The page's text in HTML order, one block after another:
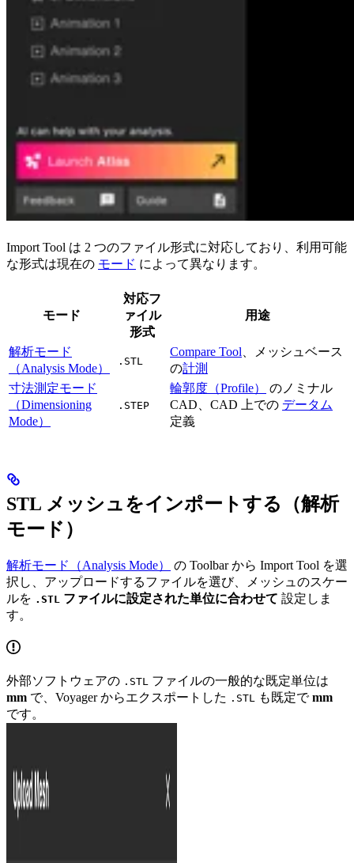
Import Tool は 2 つのファイル形式に対応しており、利用可能
な形式は現在の モード によって異なります。
モード
対応フ
ァイル
形式
用途
解析モード
（Analysis Mode）
.STL
Compare Tool 、メッシュベース
の計測
寸法測定モード
（Dimensioning
Mode）
.STEP
輪郭度（Profile）
のノミナル
CAD、CAD 上での データム
定義
STL メッシュをインポートする（解析
モード）
解析モード（Analysis Mode）
の Toolbar から Import Tool を選
択し、アップロードするファイルを選び、メッシュのスケー
ルを .STL ファイルに設定された単位に合わせて 設定しま
す。
外部ソフトウェアの .STL
ファイルの一般的な既定単位は
mm で、Voyager からエクスポートした .STL も既定でmm
です。